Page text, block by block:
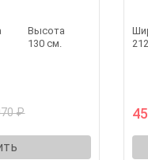
Высота
130 см.
₽